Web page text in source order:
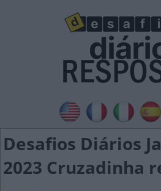
Desafios Diários
2023 Cruzadinha